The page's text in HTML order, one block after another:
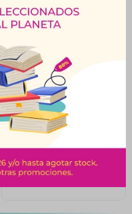
Parlante Bluetooth
JBL Clip 4 Azul
$ 3.879